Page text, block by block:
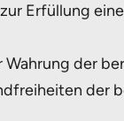
Erfüllung
Wahrung der
der